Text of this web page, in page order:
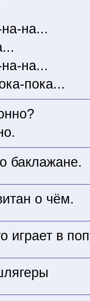
на...
на...
пока...
о баклажане.
о чём.
играет в